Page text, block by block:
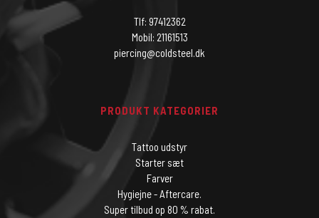
Tlf: 97412362
Mobil: 21161513
piercing@coldsteel.dk
PRODUKT KATEGORIER
Tattoo udstyr
Starter sæt
Farver
Hygiejne - Aftercare.
Super tilbud op 80 % rabat.